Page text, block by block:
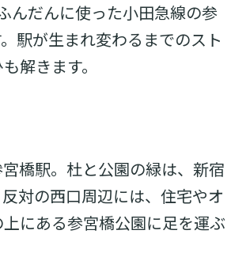
んだんに使った小田急線の参
駅が生まれ変わるまでのスト
解きます。
橋駅。杜と公園の緑は、新宿
対の西口周辺には、住宅やオ
にある参宮橋公園に足を運ぶ